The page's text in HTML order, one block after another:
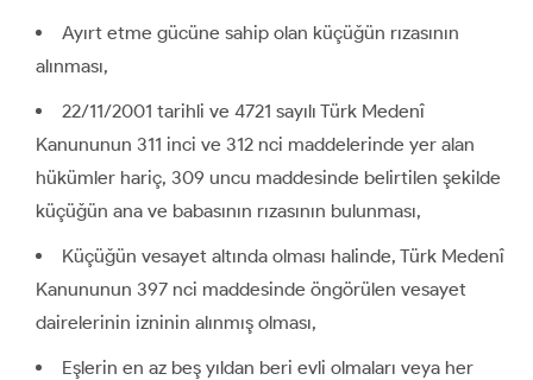
Ayırt etme gücüne sahip olan küçüğün rızasının
alınması,
22/11/2001 tarihli ve 4721 sayılı Türk Medenî
Kanununun 311 inci ve 312 nci maddelerinde yer alan
hükümler hariç, 309 uncu maddesinde belirtilen şekilde
küçüğün ana ve babasının rızasının bulunması,
Küçüğün vesayet altında olması halinde, Türk Medenî
Kanununun 397 nci maddesinde öngörülen vesayet
dairelerinin izninin alınmış olması,
Eşlerin en az beş yıldan beri evli olmaları veya her